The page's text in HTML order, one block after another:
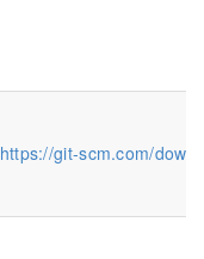
https://git-scm.com/